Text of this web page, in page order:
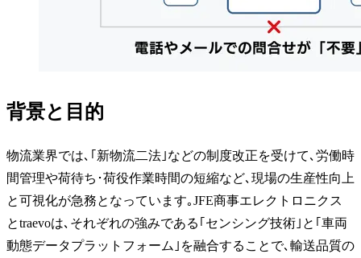
背景と目的
物流業界では､｢新物流二法｣などの制度改正を受けて､労働時
間管理や荷待ち･荷役作業時間の短縮など､現場の生産性向上
と可視化が急務となっています｡JFE商事エレクトロニクス
とtraevoは､それぞれの強みである｢センシング技術｣と｢車両
動態データプラットフォーム｣を融合することで､輸送品質の